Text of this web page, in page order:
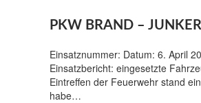
PKW BRAND –
Einsatznummer: Datum: 6. April
Einsatzbericht: eingesetzte
Eintreffen der Feuerwehr stand
habe…